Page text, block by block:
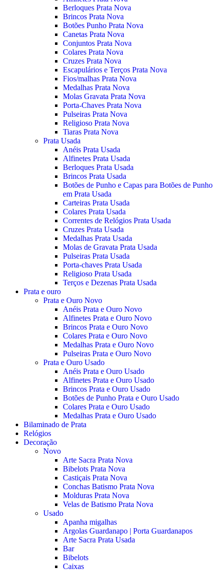
Berloques Prata Nova
Brincos Prata Nova
Botões Punho Prata Nova
Canetas Prata Nova
Conjuntos Prata Nova
Colares Prata Nova
Cruzes Prata Nova
Escapulários e Terços Prata Nova
Fios/malhas Prata Nova
Medalhas Prata Nova
Molas Gravata Prata Nova
Porta-Chaves Prata Nova
Pulseiras Prata Nova
Religioso Prata Nova
Tiaras Prata Nova
Prata Usada
Anéis Prata Usada
Alfinetes Prata Usada
Berloques Prata Usada
Brincos Prata Usada
Botões de Punho e Capas para Botões de Punho
em Prata Usada
Carteiras Prata Usada
Colares Prata Usada
Correntes de Relógios Prata Usada
Cruzes Prata Usada
Medalhas Prata Usada
Molas de Gravata Prata Usada
Pulseiras Prata Usada
Porta-chaves Prata Usada
Religioso Prata Usada
Terços e Dezenas Prata Usada
Prata e ouro
Prata e Ouro Novo
Anéis Prata e Ouro Novo
Alfinetes Prata e Ouro Novo
Brincos Prata e Ouro Novo
Colares Prata e Ouro Novo
Medalhas Prata e Ouro Novo
Pulseiras Prata e Ouro Novo
Prata e Ouro Usado
Anéis Prata e Ouro Usado
Alfinetes Prata e Ouro Usado
Brincos Prata e Ouro Usado
Botões de Punho Prata e Ouro Usado
Colares Prata e Ouro Usado
Medalhas Prata e Ouro Usado
Bilaminado de Prata
Relógios
Decoração
Novo
Arte Sacra Prata Nova
Bibelots Prata Nova
Castiçais Prata Nova
Conchas Batismo Prata Nova
Molduras Prata Nova
Velas de Batismo Prata Nova
Usado
Apanha migalhas
Argolas Guardanapo | Porta Guardanapos
Arte Sacra Prata Usada
Bar
Bibelots
Caixas